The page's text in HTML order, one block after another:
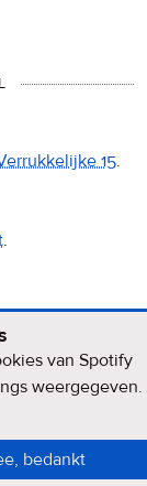
15.
.
.
van Spotify
weergegeven.
bedankt